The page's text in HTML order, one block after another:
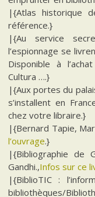
|{Atlas historique
référence.}
|{Au service
l’espionnage se
Disponible à
Cultura ….}
|{Aux portes du
s’installent en
chez votre libraire.}
|{Bernard Tapie,
l’ouvrage.}
|{Bibliographie de
Gandhi.,Infos sur ce
|{BiblioTIC :
bibliothèques/